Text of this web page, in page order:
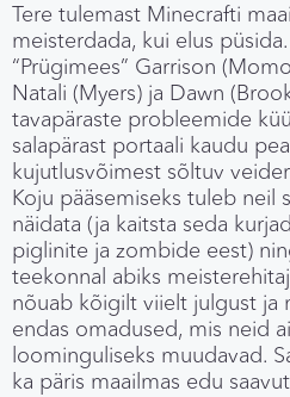
Tere tulemast Minecrafti
meisterdada, kui elus
“Prügimees” Garrison
Natali (Myers) ja Dawn
tavapäraste probleemide
salapärast portaali kaudu
kujutlusvõimest sõltuv
Koju pääsemiseks tuleb neil
näidata (ja kaitsta seda
piglinite ja zombide eest)
teekonnal abiks
nõuab kõigilt viielt julgust ja
endas omadused, mis neid
loominguliseks muudavad.
ka päris maailmas edu